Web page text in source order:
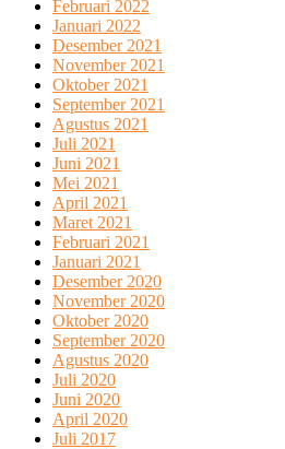
Februari 2022
Januari 2022
Desember 2021
November 2021
Oktober 2021
September 2021
Agustus 2021
Juli 2021
Juni 2021
Mei 2021
April 2021
Maret 2021
Februari 2021
Januari 2021
Desember 2020
November 2020
Oktober 2020
September 2020
Agustus 2020
Juli 2020
Juni 2020
April 2020
Juli 2017